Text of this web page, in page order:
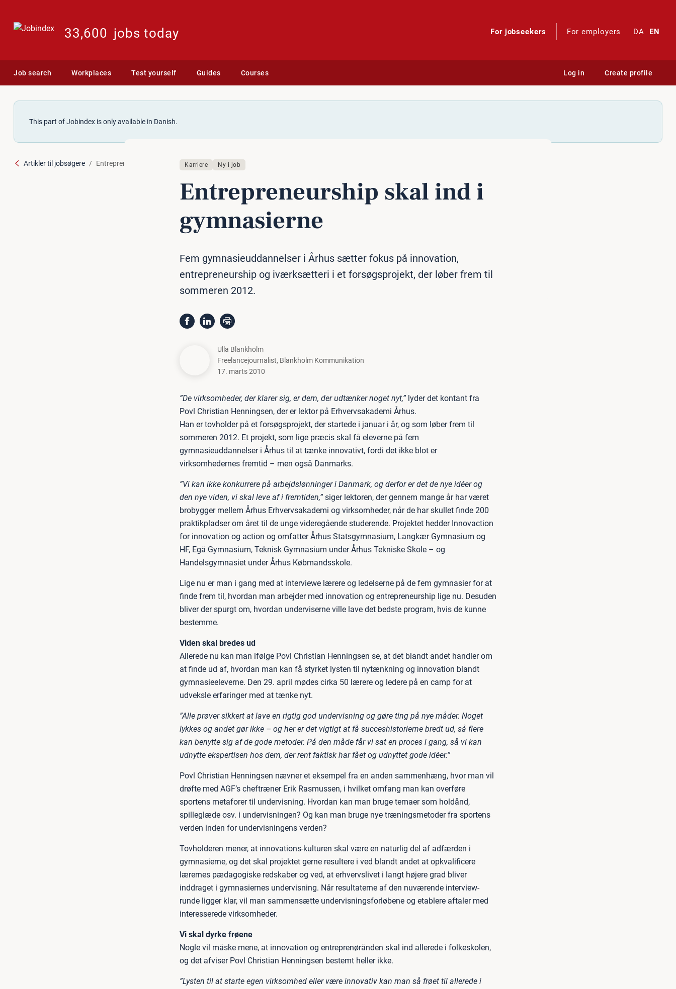
33,600 jobs today For jobseekers For employers DA EN
Job search Workplaces Test yourself Guides Courses Log in Create profile
This part of Jobindex is only available in Danish.
Artikler til jobsøgere Entrepreneurship skal ind i gymnasierne
Karriere Ny i job
En­tre­pre­n­eurs­hip skal ind i
gym­na­si­er­ne
Fem gymnasieuddannelser i Århus sætter fokus på innovation,
entrepreneurship og iværksætteri i et forsøgsprojekt, der løber frem til
sommeren 2012.
Ulla Blankholm
Freelancejournalist, Blankholm Kommunikation
17. marts 2010
”De virksomheder, der klarer sig, er dem, der udtænker noget nyt,” lyder det kontant fra
Povl Christian Henningsen, der er lektor på Erhvervsakademi Århus.
Han er tovholder på et forsøgsprojekt, der startede i januar i år, og som løber frem til
sommeren 2012. Et projekt, som lige præcis skal få eleverne på fem
gymnasieuddannelser i Århus til at tænke innovativt, fordi det ikke blot er
virksomhedernes fremtid – men også Danmarks.
”Vi kan ikke konkurrere på arbejdslønninger i Danmark, og derfor er det de nye idéer og
den nye viden, vi skal leve af i fremtiden,” siger lektoren, der gennem mange år har været
brobygger mellem Århus Erhvervsakademi og virksomheder, når de har skullet finde 200
praktikpladser om året til de unge videregående studerende. Projektet hedder Innovaction
for innovation og action og omfatter Århus Statsgymnasium, Langkær Gymnasium og
HF, Egå Gymnasium, Teknisk Gymnasium under Århus Tekniske Skole – og
Handelsgymnasiet under Århus Købmandsskole.
Lige nu er man i gang med at interviewe lærere og ledelserne på de fem gymnasier for at
finde frem til, hvordan man arbejder med innovation og entrepreneurship lige nu. Desuden
bliver der spurgt om, hvordan underviserne ville lave det bedste program, hvis de kunne
bestemme.
Viden skal bredes ud
Allerede nu kan man ifølge Povl Christian Henningsen se, at det blandt andet handler om
at finde ud af, hvordan man kan få styrket lysten til nytænkning og innovation blandt
gymnasieeleverne. Den 29. april mødes cirka 50 lærere og ledere på en camp for at
udveksle erfaringer med at tænke nyt.
”Alle prøver sikkert at lave en rigtig god undervisning og gøre ting på nye måder. Noget
lykkes og andet gør ikke – og her er det vigtigt at få succeshistorierne bredt ud, så flere
kan benytte sig af de gode metoder. På den måde får vi sat en proces i gang, så vi kan
udnytte ekspertisen hos dem, der rent faktisk har fået og udnyttet gode idéer.”
Povl Christian Henningsen nævner et eksempel fra en anden sammenhæng, hvor man vil
drøfte med AGF’s cheftræner Erik Rasmussen, i hvilket omfang man kan overføre
sportens metaforer til undervisning. Hvordan kan man bruge temaer som holdånd,
spilleglæde osv. i undervisningen? Og kan man bruge nye træningsmetoder fra sportens
verden inden for undervisningens verden?
Tovholderen mener, at innovations-kulturen skal være en naturlig del af adfærden i
gymnasierne, og det skal projektet gerne resultere i ved blandt andet at opkvalificere
lærernes pædagogiske redskaber og ved, at erhvervslivet i langt højere grad bliver
inddraget i gymnasiernes undervisning. Når resultaterne af den nuværende interview-
runde ligger klar, vil man sammensætte undervisningsforløbene og etablere aftaler med
interesserede virksomheder.
Vi skal dyrke frøene
Nogle vil måske mene, at innovation og entreprenørånden skal ind allerede i folkeskolen,
og det afviser Povl Christian Henningsen bestemt heller ikke.
”Lysten til at starte egen virksomhed eller være innovativ kan man så frøet til allerede i